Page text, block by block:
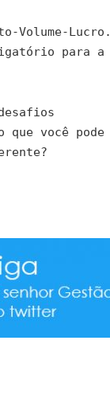
Volume-Lucro.
para a
que você pode